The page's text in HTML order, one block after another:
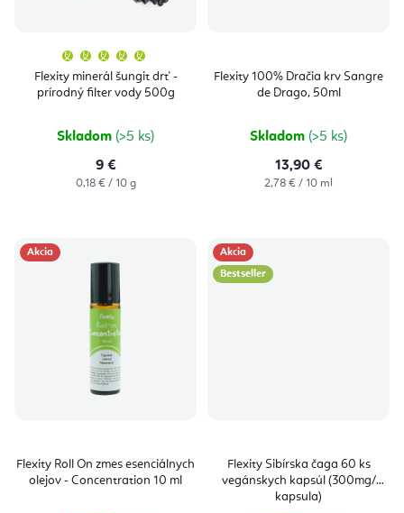
Flexity minerál šungit drť -
prírodný filter vody 500g
produktu
je
5,0
hviezdičiek.
Skladom (>5 ks)
9 €
Jednotková
0,18 € / 10 g
Flexity 100% Dračia krv Sangre
de Drago, 50ml
Skladom (>5 ks)
13,90 €
Jednotková
2,78 € / 10 ml
Akcia
Flexity Roll On zmes esenciálnych
olejov - Concentration 10 ml
Akcia
Bestseller
Flexity Sibírska čaga 60 ks
vegánskych kapsúl (300mg/
kapsula)